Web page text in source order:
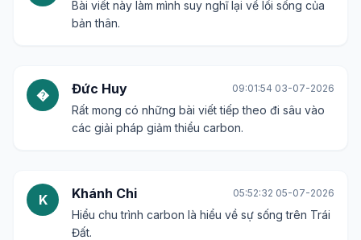
Bài viết này làm mình suy nghĩ lại về lối sống của
bản thân.
� Đức Huy 09:01:54 03-07-2026
Rất mong có những bài viết tiếp theo đi sâu vào
các giải pháp giảm thiểu carbon.
K Khánh Chi 05:52:32 05-07-2026
Hiểu chu trình carbon là hiểu về sự sống trên Trái
Đất.